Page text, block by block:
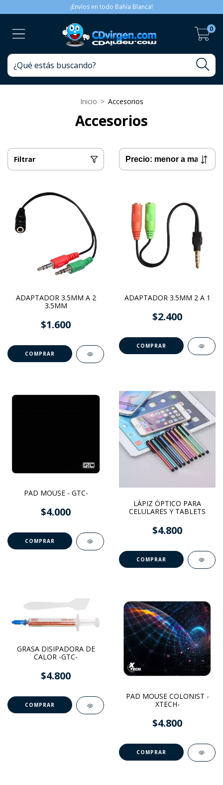
¡Envíos en todo Bahía Blanca!
0
Inicio > Accesorios
Accesorios
Filtrar
ADAPTADOR 3.5MM A 2
3.5MM
$1.600
ADAPTADOR 3.5MM 2 A 1
$2.400
PAD MOUSE - GTC-
$4.000
LÁPIZ ÓPTICO PARA
CELULARES Y TABLETS
$4.800
GRASA DISIPADORA DE
CALOR -GTC-
$4.800
PAD MOUSE COLONIST -
XTECH-
$4.800